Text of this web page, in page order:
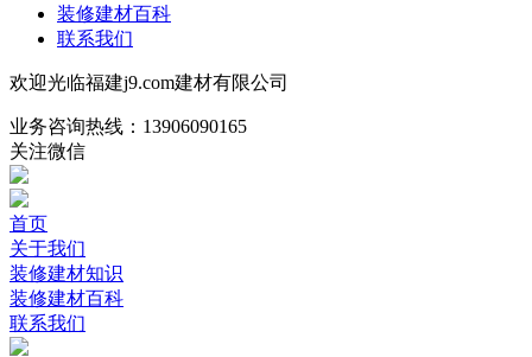
装修建材百科
联系我们
欢迎光临福建j9.com建材有限公司
业务咨询热线： 13906090165
关注微信
首页
关于我们
装修建材知识
装修建材百科
联系我们